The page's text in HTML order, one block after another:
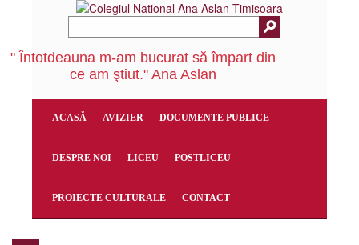
" Întotdeauna m-am bucurat să împart din
ce am ştiut." Ana Aslan
ACASĂ AVIZIER DOCUMENTE PUBLICE
DESPRE NOI LICEU POSTLICEU
PROIECTE CULTURALE CONTACT